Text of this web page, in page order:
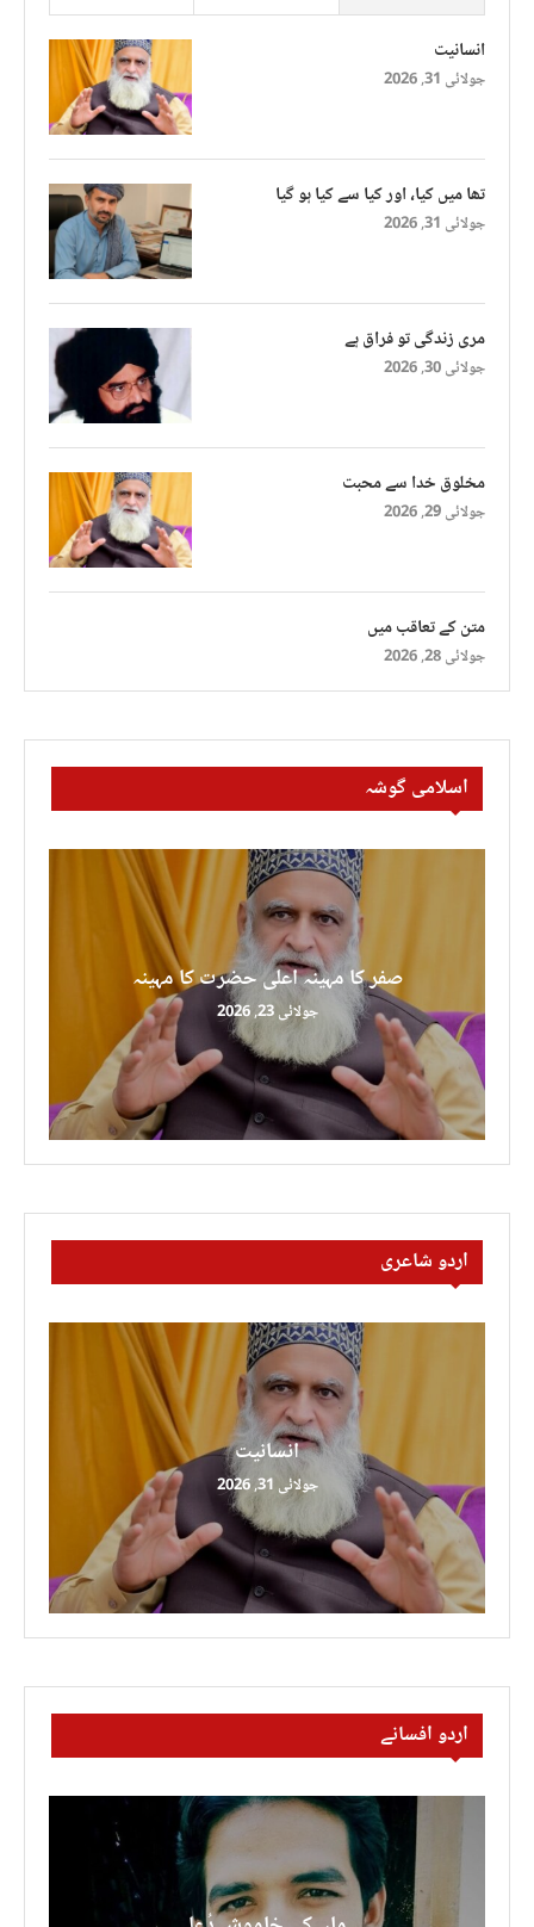
انسانیت
جولائی 31, 2026
تھا میں کیا، اور کیا سے کیا ہو گیا
جولائی 31, 2026
مری زندگی تو فراق ہے
جولائی 30, 2026
مخلوق خدا سے محبت
جولائی 29, 2026
متن کے تعاقب میں
جولائی 28, 2026
اسلامی گوشہ
صفر کا مہینہ اعلی حضرت کا مہینہ
جولائی 23, 2026
اردو شاعری
انسانیت
جولائی 31, 2026
اردو افسانے